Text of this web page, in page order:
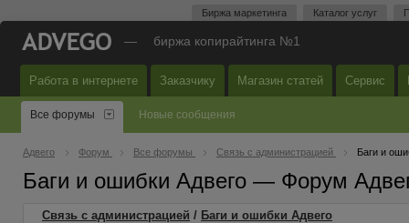
Биржа маркетинга Каталог услуг
— биржа копирайтинга №1
Работа в интернете Заказчику Магазин статей Сервис
Все форумы Новые сообщения
Адвего Форум Все форумы Связь с администрацией Баги и
Баги и ошибки Адвего — Форум
Связь с администрацией / Баги и ошибки Адвего